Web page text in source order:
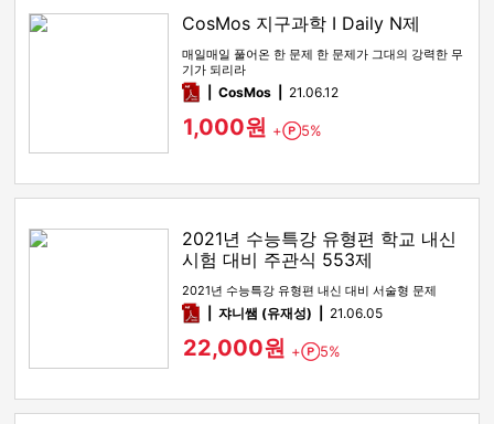
CosMos 지구과학 I Daily N제
매일매일 풀어온 한 문제 한 문제가 그대의 강력한 무
기가 되리라
pdfCosMos 21.06.12
1,000원 + Point
5%
2021년 수능특강 유형편 학교 내신
시험 대비 주관식 553제
2021년 수능특강 유형편 내신 대비 서술형 문제
pdf쟈니쌤 (유재성) 21.06.05
22,000원 + Point
5%